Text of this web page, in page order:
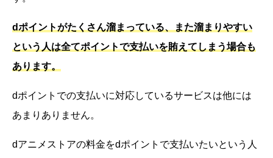
dポイントがたくさん溜まっている、また溜まりやすい
という人は全てポイントで支払いを賄えてしまう場合も
あります。
dポイントでの支払いに対応しているサービスは他には
あまりありません。
dアニメストアの料金をdポイントで支払いたいという人